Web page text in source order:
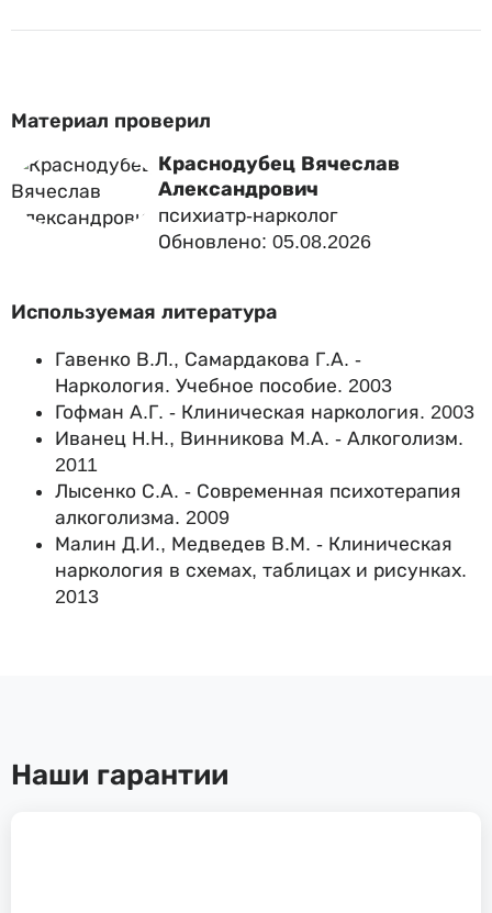
Материал проверил
Краснодубец Вячеслав
Александрович
психиатр-нарколог
Обновлено: 05.08.2026
Используемая литература
Гавенко В.Л., Самардакова Г.А. -
Наркология. Учебное пособие. 2003
Гофман А.Г. - Клиническая наркология. 2003
Иванец Н.Н., Винникова М.А. - Алкоголизм.
2011
Лысенко С.А. - Современная психотерапия
алкоголизма. 2009
Малин Д.И., Медведев В.М. - Клиническая
наркология в схемах, таблицах и рисунках.
2013
Наши гарантии